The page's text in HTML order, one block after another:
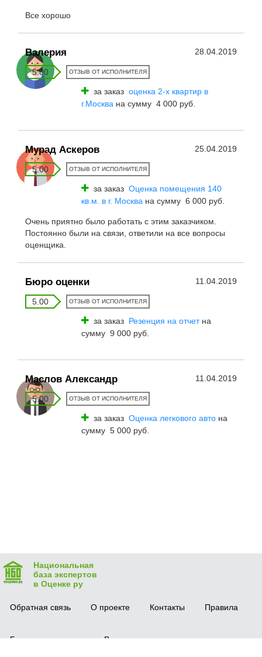
Все хорошо
Валерия 28.04.2019
5.00 ОТЗЫВ ОТ ИСПОЛНИТЕЛЯ
за заказ оценка 2-х квартир в
г.Москва на сумму 4 000 руб.
Мурад Аскеров 25.04.2019
5.00 ОТЗЫВ ОТ ИСПОЛНИТЕЛЯ
за заказ Оценка помещения 140
кв.м. в г. Москва на сумму 6 000 руб.
Очень приятно было работать с этим заказчиком.
Постоянно были на связи, ответили на все вопросы
оценщика.
Бюро оценки 11.04.2019
5.00 ОТЗЫВ ОТ ИСПОЛНИТЕЛЯ
за заказ Резенция на отчетна
сумму 9 000 руб.
Маслов Александр 11.04.2019
5.00 ОТЗЫВ ОТ ИСПОЛНИТЕЛЯ
за заказ Оценка легкового авто на
сумму 5 000 руб.
Национальная
база экспертов
в Оценке ру
Обратная связь О проекте Контакты Правила
Безопасная сделка Вопрос-ответ